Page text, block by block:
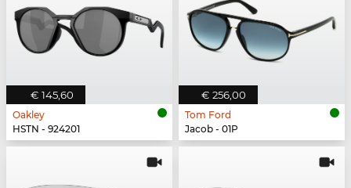
€ 145,60
Oakley
HSTN - 924201
€ 256,00
Tom Ford
Jacob - 01P